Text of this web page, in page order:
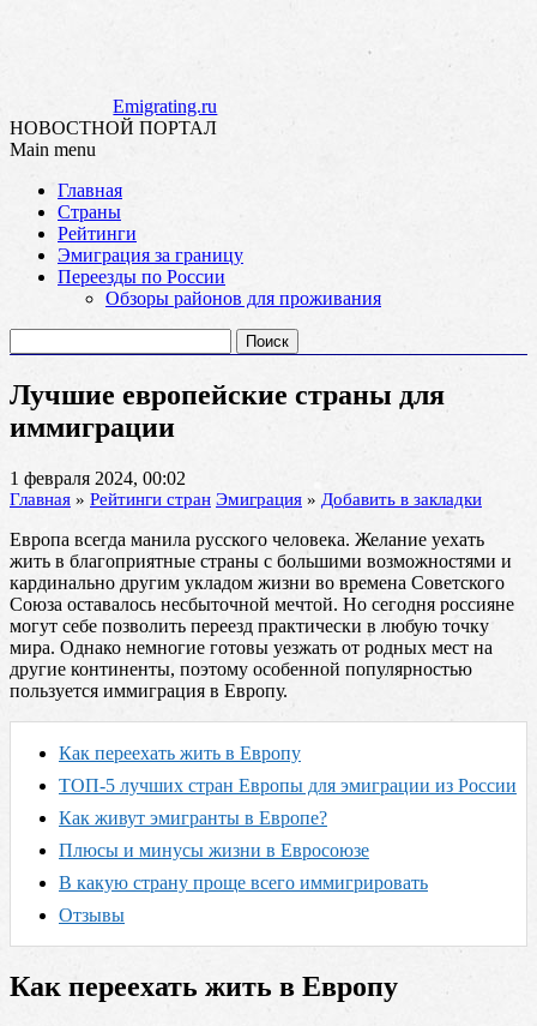
Emigrating.ru
НОВОСТНОЙ ПОРТАЛ
Main menu
content
Главная
Страны
Рейтинги
Эмиграция за границу
Переезды по России
Обзоры районов для проживания
Лучшие европейские страны для
иммиграции
1 февраля 2024, 00:02
Главная » Рейтинги стран Эмиграция » Добавить в закладки
Европа всегда манила русского человека. Желание уехать
жить в благоприятные страны с большими возможностями и
кардинально другим укладом жизни во времена Советского
Союза оставалось несбыточной мечтой. Но сегодня россияне
могут себе позволить переезд практически в любую точку
мира. Однако немногие готовы уезжать от родных мест на
другие континенты, поэтому особенной популярностью
пользуется иммиграция в Европу.
Как переехать жить в Европу
ТОП-5 лучших стран Европы для эмиграции из России
Как живут эмигранты в Европе?
Плюсы и минусы жизни в Евросоюзе
В какую страну проще всего иммигрировать
Отзывы
Как переехать жить в Европу